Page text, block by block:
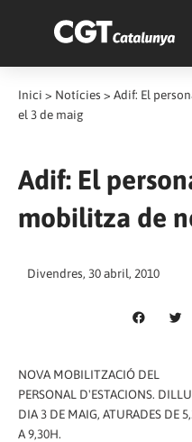
Inici > Notícies > Adif: El
el 3 de maig
Adif: El
mobilitza de
Divendres, 30 abril, 2010
NOVA MOBILITZACIÓ DEL
PERSONAL D'ESTACIONS.
DIA 3 DE MAIG, ATURADES DE
A 9,30H.